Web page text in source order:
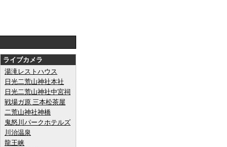
ライブカメラ
湯滝レストハウス
日光二荒山神社本社
日光二荒山神社中宮祠
戦場ガ原 三本松茶屋
二荒山神社神橋
鬼怒川パークホテルズ
川治温泉
龍王峡